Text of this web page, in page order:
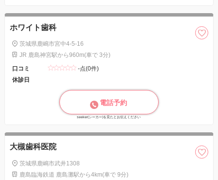
ホワイト歯科
茨城県鹿嶋市宮中4-5-16
JR 鹿島神宮駅から960m(車で 3分)
口コミ
-点(0件)
休診日
電話予約
seeker(シーカー)を見たとお伝えください
大槻歯科医院
茨城県鹿嶋市武井1308
鹿島臨海鉄道 鹿島灘駅から4km(車で 9分)